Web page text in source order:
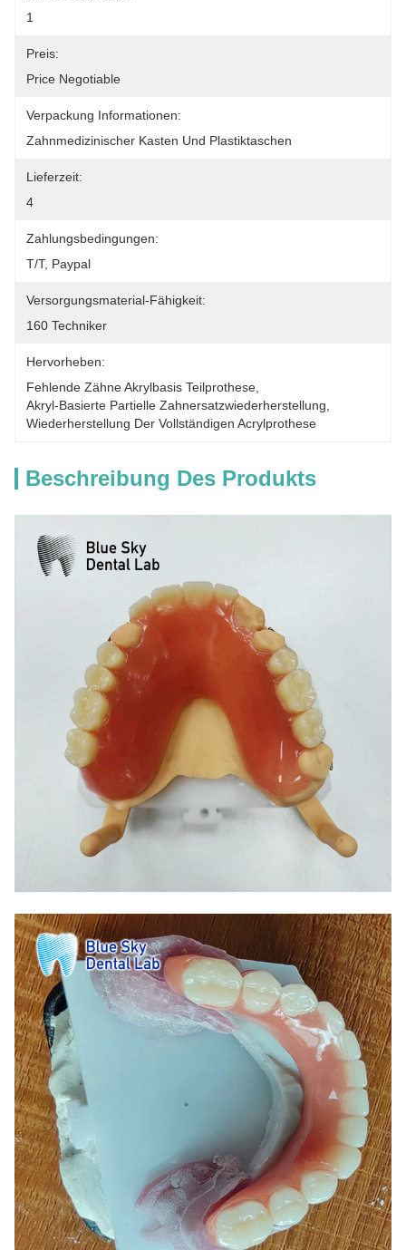
1
Preis:
Price Negotiable
Verpackung Informationen:
Zahnmedizinischer Kasten Und Plastiktaschen
Lieferzeit:
4
Zahlungsbedingungen:
T/T, Paypal
Versorgungsmaterial-Fähigkeit:
160 Techniker
Hervorheben:
Fehlende Zähne Akrylbasis Teilprothese
Akryl-Basierte Partielle Zahnersatzwiederherstellung
Wiederherstellung Der Vollständigen Acrylprothese
Beschreibung Des Produkts